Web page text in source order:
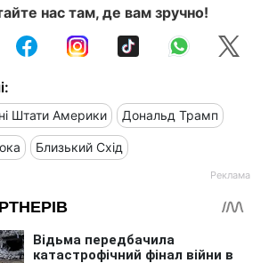
нас там, де вам зручно!
Штати Америки Дональд Трамп
Близький Схід